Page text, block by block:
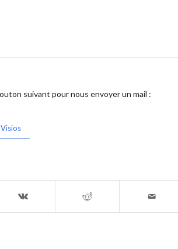
suivant pour nous envoyer un mail :